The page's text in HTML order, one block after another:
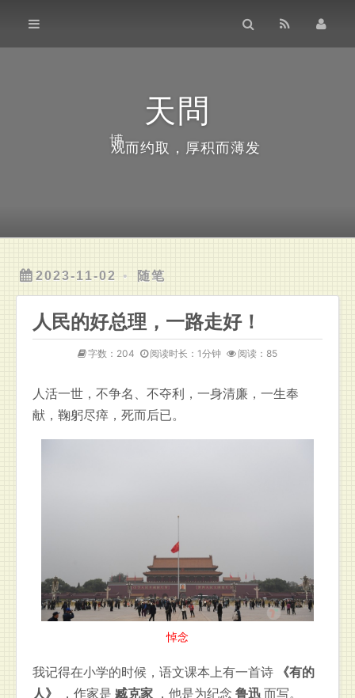
天問
博
观
而
约
取 ， 厚积而薄发
2023-11-02 随笔
人民的好总理，一路走好！
字数：204 阅读时长：1分钟 阅读：85
人活一世，不争名、不夺利，一身清廉，一生奉
献，鞠躬尽瘁，死而后已。
悼念
我记得在小学的时候，语文课本上有一首诗
《有的
人》
，作家是 臧克家 ，他是为纪念 鲁迅 而写。
主页